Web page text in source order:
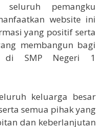
pemangku
website ini
yang positif serta
membangun bagi
di SMP Negeri 1
keluarga besar
semua pihak yang
dan keberlanjutan